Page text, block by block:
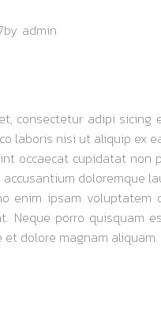
by admin
consectetur adipi
laboris nisi ut aliquip ex
occaecat cupidatat
doloremque
enim ipsam
Neque porro quisquam
dolore magnam aliquam.